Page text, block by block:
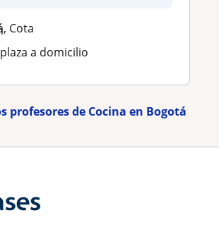
Cota
a domicilio
profesores de Cocina en Bogotá